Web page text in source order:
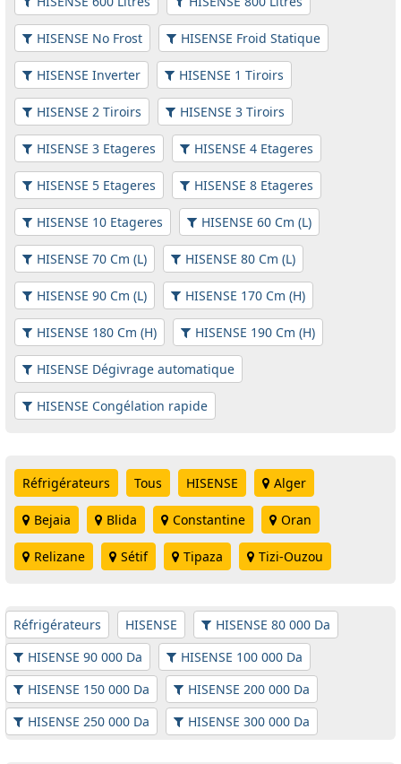
HISENSE No Frost HISENSE Froid Statique
HISENSE Inverter HISENSE 1 Tiroirs
HISENSE 2 Tiroirs HISENSE 3 Tiroirs
HISENSE 3 Etageres HISENSE 4 Etageres
HISENSE 5 Etageres HISENSE 8 Etageres
HISENSE 10 Etageres HISENSE 60 Cm (L)
HISENSE 70 Cm (L) HISENSE 80 Cm (L)
HISENSE 90 Cm (L) HISENSE 170 Cm (H)
HISENSE 180 Cm (H) HISENSE 190 Cm (H)
HISENSE Dégivrage automatique
HISENSE Congélation rapide
Réfrigérateurs Tous HISENSE Alger
Bejaia Blida Constantine Oran
Relizane Sétif Tipaza Tizi-Ouzou
Réfrigérateurs HISENSE
HISENSE 80 000 Da
HISENSE 90 000 Da
HISENSE 100 000 Da
HISENSE 150 000 Da
HISENSE 200 000 Da
HISENSE 250 000 Da
HISENSE 300 000 Da